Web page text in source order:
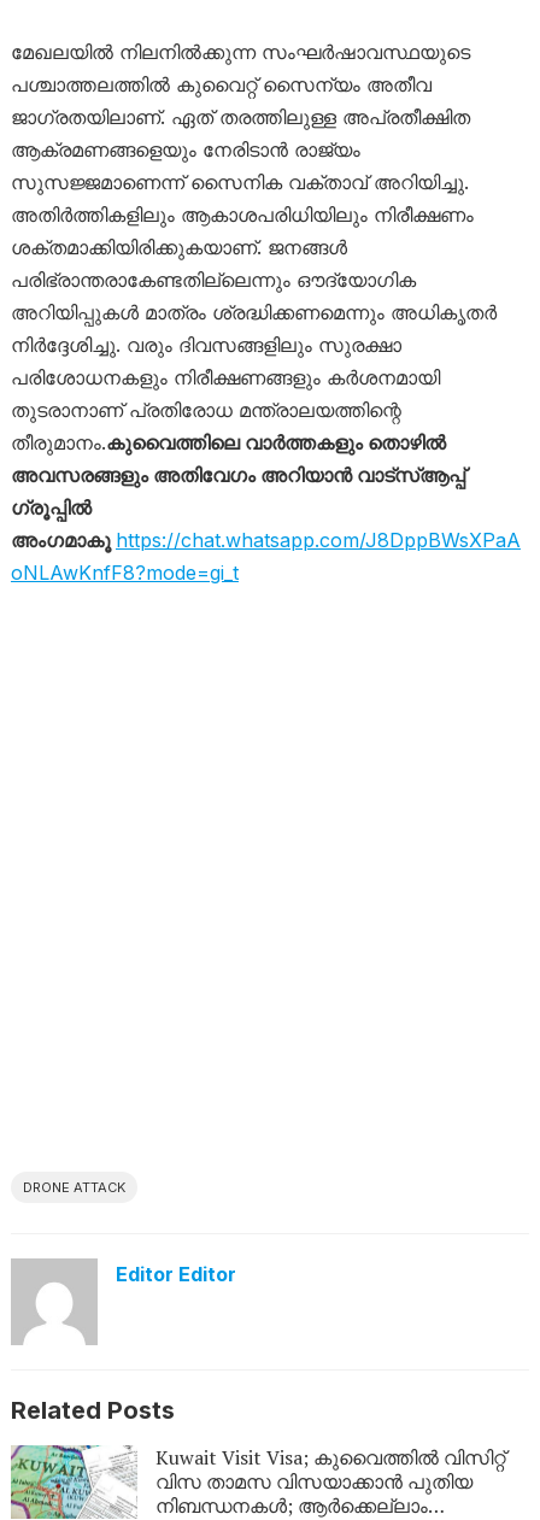
മേഖലയിൽ നിലനിൽക്കുന്ന സംഘർഷാവസ്ഥയുടെ
പശ്ചാത്തലത്തിൽ കുവൈറ്റ് സൈന്യം അതീവ
ജാഗ്രതയിലാണ്. ഏത് തരത്തിലുള്ള അപ്രതീക്ഷിത
ആക്രമണങ്ങളെയും നേരിടാൻ രാജ്യം
സുസജ്ജമാണെന്ന് സൈനിക വക്താവ് അറിയിച്ചു.
അതിർത്തികളിലും ആകാശപരിധിയിലും നിരീക്ഷണം
ശക്തമാക്കിയിരിക്കുകയാണ്. ജനങ്ങൾ
പരിഭ്രാന്തരാകേണ്ടതില്ലെന്നും ഔദ്യോഗിക
അറിയിപ്പുകൾ മാത്രം ശ്രദ്ധിക്കണമെന്നും അധികൃതർ
നിർദ്ദേശിച്ചു. വരും ദിവസങ്ങളിലും സുരക്ഷാ
പരിശോധനകളും നിരീക്ഷണങ്ങളും കർശനമായി
തുടരാനാണ് പ്രതിരോധ മന്ത്രാലയത്തിന്റെ
തീരുമാനം.കുവൈത്തിലെ വാർത്തകളും തൊഴിൽ
അവസരങ്ങളും അതിവേഗം അറിയാൻ വാട്സ്ആപ്പ്
ഗ്രൂപ്പിൽ
അംഗമാകൂ https://chat.whatsapp.com/J8DppBWsXPaA
oNLAwKnfF8?mode=gi_t
DRONE ATTACK
Editor Editor
Related Posts
Kuwait Visit Visa; കുവൈത്തിൽ വിസിറ്റ്
വിസ താമസ വിസയാക്കാൻ പുതിയ
നിബന്ധനകൾ; ആർക്കെല്ലാം